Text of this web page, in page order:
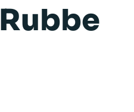
Rubbe